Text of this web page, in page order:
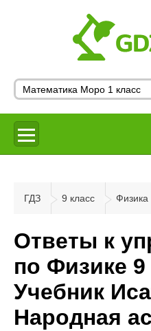
ГДЗ 9 класс Физика
Ответы к
по Физике 9
Учебник
Народная